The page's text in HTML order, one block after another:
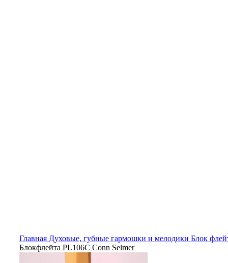
Главная Духовые, губные гармошки и мелодики Блок
Блокфлейта PL106C Conn Selmer